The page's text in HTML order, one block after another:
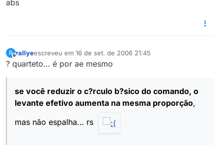
abs
R
Offline
rallyeescreveu em 16 de set. de 2006 21:45
última edição por
? quarteto… é por ae mesmo
se você reduzir o c?rculo b?sico do comando, o
levante efetivo aumenta na mesma proporção,
mas não espalha… rs